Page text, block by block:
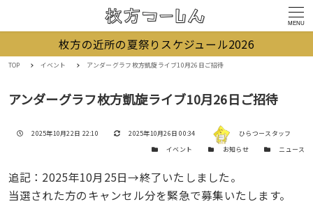
MENU
枚方の近所の夏祭りスケジュール2026
TOP イベント アンダーグラフ枚方凱旋ライブ10月26日ご招待
アンダーグラフ枚方凱旋ライブ10月26日ご招待
投稿日
2025年10月22日 22:10 更新日
2025年10月26日 00:34 著者
ひらつースタッフ
カテゴリー
イベント カテゴリー
お知らせ カテゴリー
ニュース
追記：2025年10月25日→終了いたしました。
当選された方のキャンセル分を緊急で募集いたします。